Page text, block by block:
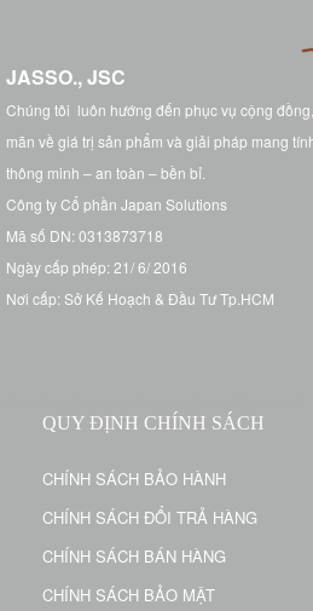
JASSO., JSC
Chúng tôi luôn hướng đến phục vụ cộng
mãn về giá trị sản phẩm và giải pháp mang
thông minh – an toàn – bền bỉ.
Công ty Cổ phần Japan Solutions
Mã số DN: 0313873718
Ngày cấp phép: 21/ 6/ 2016
Nơi cấp: Sở Kế Hoạch & Đầu Tư Tp.HCM
QUY ĐỊNH CHÍNH SÁCH
CHÍNH SÁCH BẢO HÀNH
CHÍNH SÁCH ĐỔI TRẢ HÀNG
CHÍNH SÁCH BÁN HÀNG
CHÍNH SÁCH BẢO MẬT